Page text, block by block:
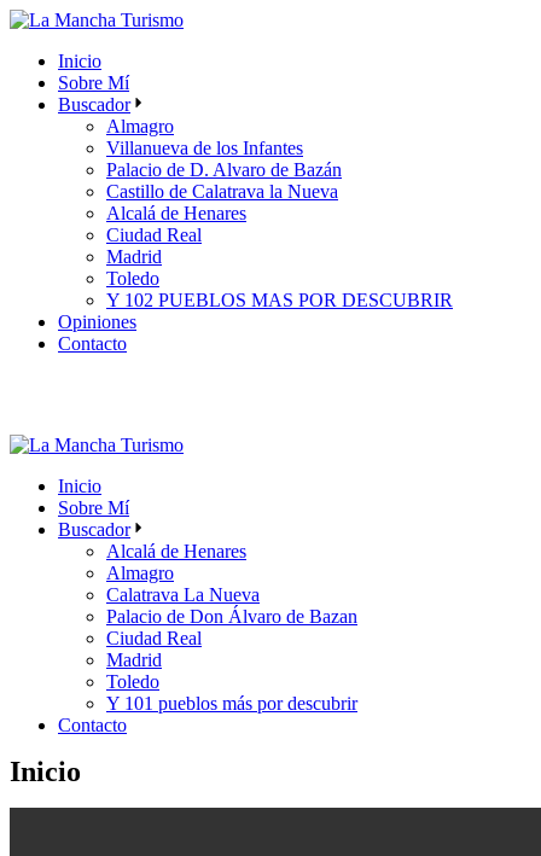
Skip
content
Inicio
Sobre Mí
Buscador
Almagro
Villanueva de los Infantes
Palacio de D. Alvaro de Bazán
Castillo de Calatrava la Nueva
Alcalá de Henares
Ciudad Real
Madrid
Toledo
Y 102 PUEBLOS MAS POR DESCUBRIR
Opiniones
Contacto
Inicio
Sobre Mí
Buscador
Alcalá de Henares
Almagro
Calatrava La Nueva
Palacio de Don Álvaro de Bazan
Ciudad Real
Madrid
Toledo
Y 101 pueblos más por descubrir
Contacto
Inicio